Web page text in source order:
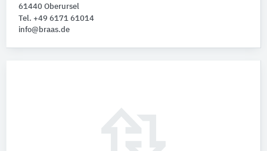
61440 Oberursel
Tel. +49 6171 61014
info@braas.de